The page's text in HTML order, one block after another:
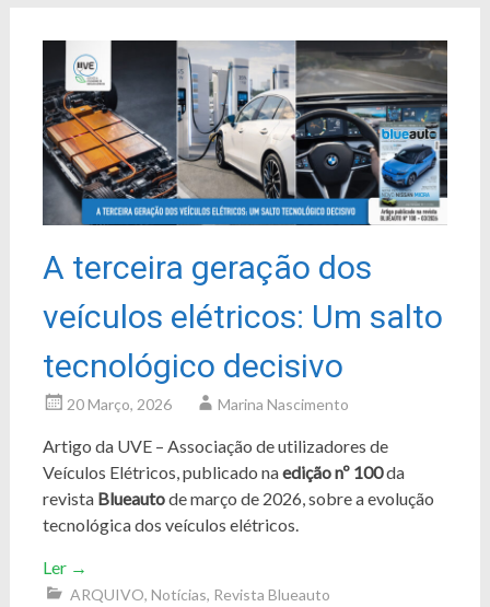
A terceira geração dos
veículos elétricos: Um salto
tecnológico decisivo
20 Março, 2026 Marina Nascimento
Artigo da UVE – Associação de utilizadores de
Veículos Elétricos, publicado naedição nº 100da
revista Blueautode março de 2026, sobre a evolução
tecnológica dos veículos elétricos.
Ler →
ARQUIVO, Notícias, Revista Blueauto